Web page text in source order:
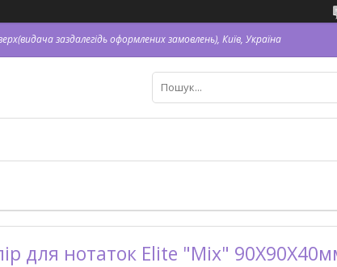
заздалегідь оформлених замовлень), Київ, Україна
для нотаток Elite "Mix"